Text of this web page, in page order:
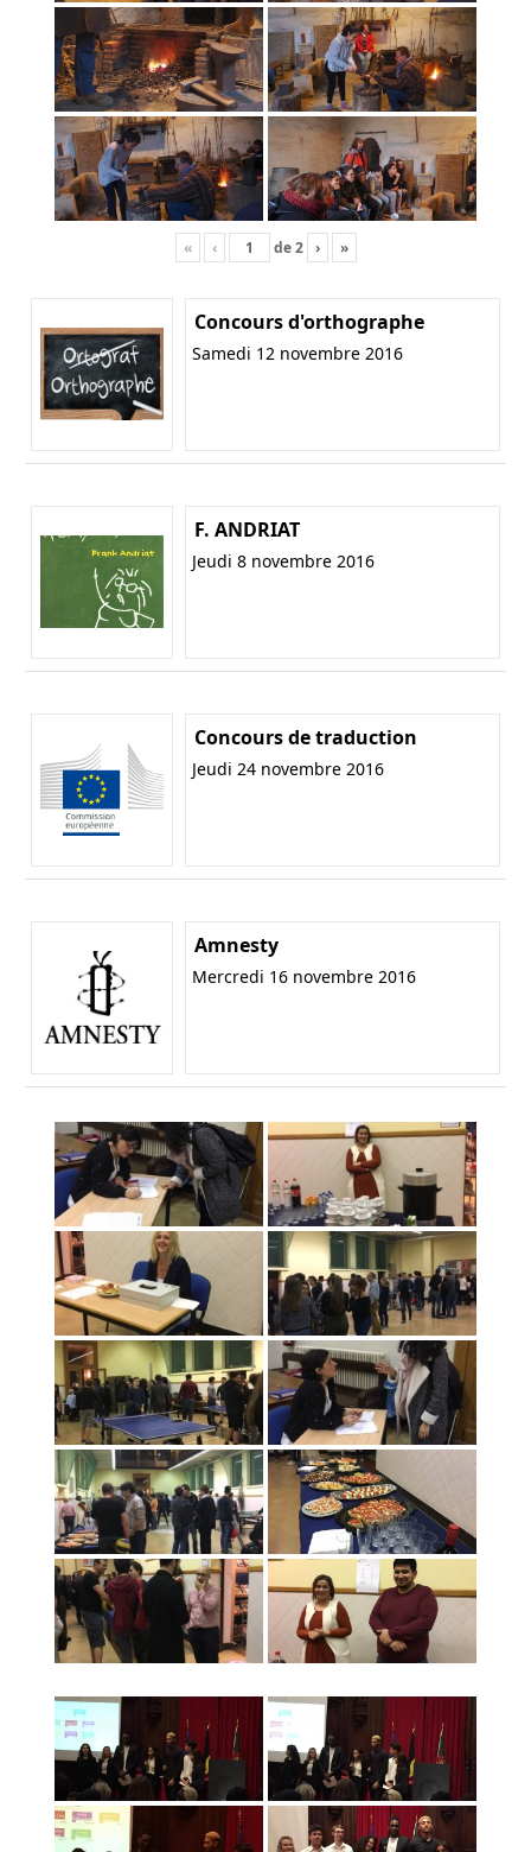
« ‹ de2 › »
Concours d'orthographe
Samedi 12 novembre 2016
F. ANDRIAT
Jeudi 8 novembre 2016
Concours de traduction
Jeudi 24 novembre 2016
Amnesty
Mercredi 16 novembre 2016